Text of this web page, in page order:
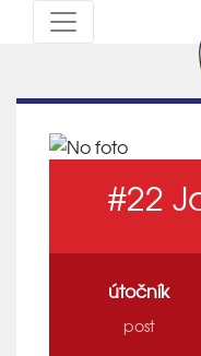
#22
útočník
post